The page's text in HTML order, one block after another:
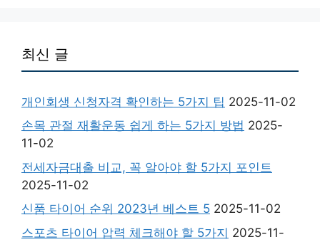
최신 글
개인회생 신청자격 확인하는 5가지 팁 2025-11-02
손목 관절 재활운동 쉽게 하는 5가지 방법 2025-
11-02
전세자금대출 비교, 꼭 알아야 할 5가지 포인트
2025-11-02
신품 타이어 순위 2023년 베스트 5 2025-11-02
스포츠 타이어 압력 체크해야 할 5가지 2025-11-